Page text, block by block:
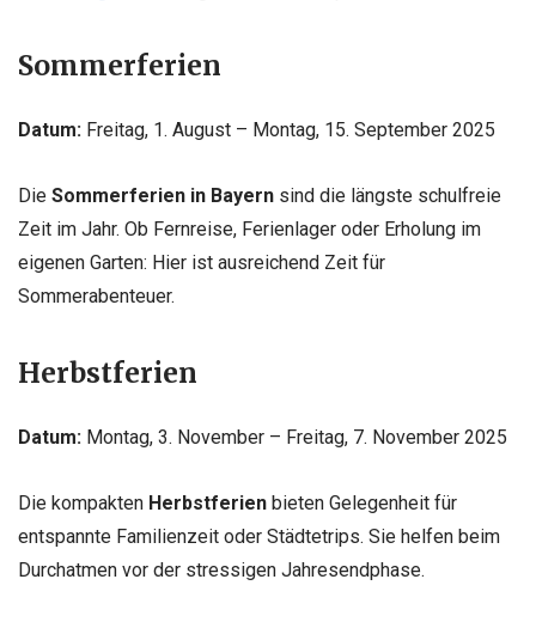
Sommerferien
Datum: Freitag, 1. August – Montag, 15. September 2025
Die Sommerferien in Bayern sind die längste schulfreie
Zeit im Jahr. Ob Fernreise, Ferienlager oder Erholung im
eigenen Garten: Hier ist ausreichend Zeit für
Sommerabenteuer.
Herbstferien
Datum: Montag, 3. November – Freitag, 7. November 2025
Die kompakten Herbstferien bieten Gelegenheit für
entspannte Familienzeit oder Städtetrips. Sie helfen beim
Durchatmen vor der stressigen Jahresendphase.